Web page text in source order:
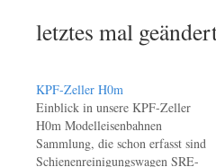
letztes mal
KPF-Zeller H0m
Einblick in unsere KPF-Zeller
H0m Modelleisenbahnen
Sammlung, die schon erfasst sind
Schienenreinigungswagen SRE-